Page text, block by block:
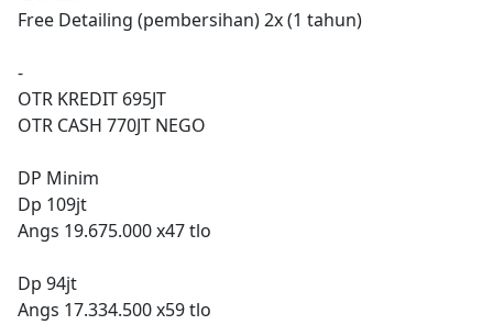
Free Detailing (pembersihan) 2x (1 tahun)
-
OTR KREDIT 695JT
OTR CASH 770JT NEGO
DP Minim
Dp 109jt
Angs 19.675.000 x47 tlo
Dp 94jt
Angs 17.334.500 x59 tlo